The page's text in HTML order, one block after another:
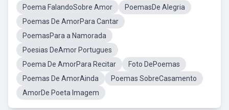
Poema FalandoSobre Amor
PoemasDe Alegria
Poemas De AmorPara Cantar
PoemasPara a Namorada
Poesias DeAmor Portugues
Poema De AmorPara Recitar
Foto DePoemas
Poemas De AmorAinda
Poemas SobreCasamento
AmorDe Poeta Imagem